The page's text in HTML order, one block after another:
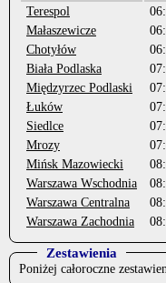
Terespol
Małaszewicze
Chotyłów
Biała Podlaska
Międzyrzec Podlaski
Łuków
Siedlce
Mrozy
Mińsk Mazowiecki
Warszawa Wschodnia
Warszawa Centralna
Warszawa Zachodnia
Zestawienia
Poniżej całoroczne